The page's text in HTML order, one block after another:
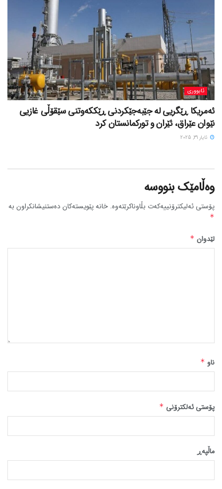
ئابووری
ئەمریکا ڕێگریی لە جێبەجێکردنی ڕێککەوتنی سێقۆڵی غازیی
نێوان عێراق، ئێران و تورکمانستان کرد
ئایار 31, 2025
وەڵامێک بنووسە
پۆستی ئەلیکترۆنییەکەت بڵاوناکرێتەوە. خانە پێویستەکان دەستنیشانکراون بە
*
لێدوان *
ناو *
پۆستی ئەلکترۆنی *
ماڵپه‌ڕ